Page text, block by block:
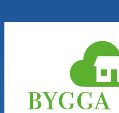
NÅGRA SAKER ATT TÄNKA PÅ
BLOGG